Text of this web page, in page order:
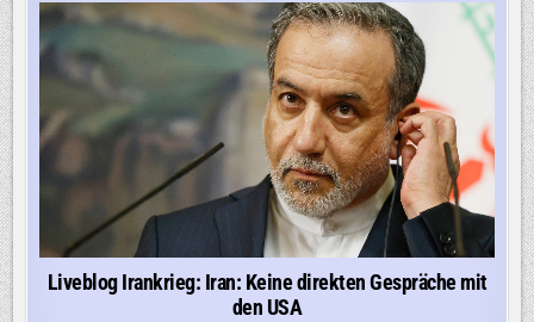
Liveblog Irankrieg: Iran: Keine direkten Gespräche mit
den USA